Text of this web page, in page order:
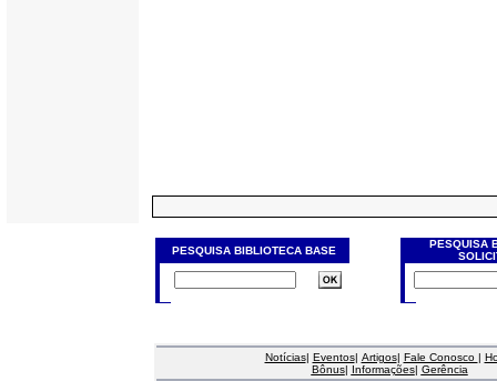
PESQUISA BIBLIOTECA BASE
PESQUISA
Notícias| Eventos| Artigos| Fale Conosco |
Bônus| Informações| Gerência